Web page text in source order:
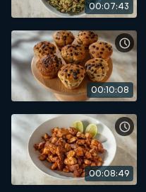
00:07:43
00:10:08
00:08:49